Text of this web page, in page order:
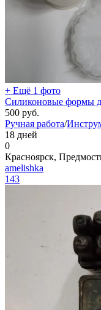
+ Ещё 1 фото
Силиконовые формы
500 руб.
Ручная работа/
18 дней
0
Красноярск,
amelishka
143